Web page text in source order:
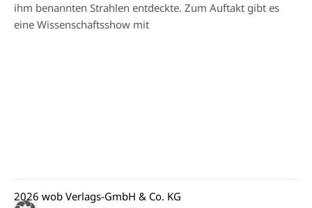
ihm benannten Strahlen entdeckte. Zum Auftakt gibt es
eine Wissenschaftsshow mit
2026 wob Verlags-GmbH & Co. KG